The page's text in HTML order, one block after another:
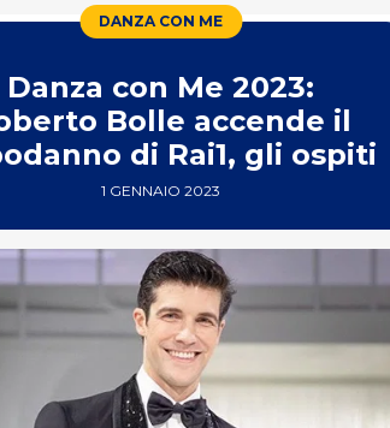
DANZA CON ME
Danza con Me 2023:
Bolle accende il
di Rai1, gli ospiti
1 GENNAIO 2023